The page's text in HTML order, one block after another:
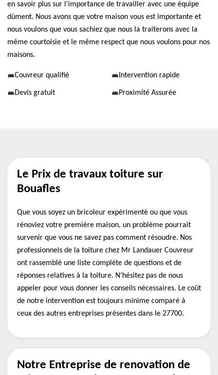
en savoir plus sur l'importance de travailler avec une équipe
dûment. Nous avons que votre maison vous est importante et
nous voulons que vous sachiez que nous la traiterons avec la
même courtoisie et le même respect que nous voulons pour nos
maisons.
Couvreur qualifié Intervention rapide
Devis gratuit Proximité Assurée
Le Prix de travaux toiture sur
Bouafles
Que vous soyez un bricoleur expérimenté ou que vous
rénoviez votre première maison, un problème pourrait
survenir que vous ne savez pas comment résoudre. Nos
professionnels de la toiture chez Mr Landauer Couvreur
ont rassemblé une liste complète de questions et de
réponses relatives à la toiture. N’hésitez pas de nous
appeler pour vous donner les conseils nécessaires. Le coût
de notre intervention est toujours minime comparé à
ceux des autres entreprises présentes dans le 27700.
Notre Entreprise de renovation de